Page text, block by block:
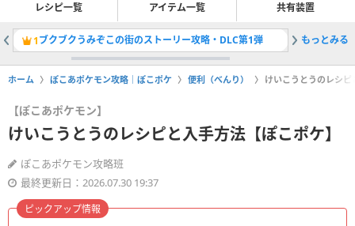
レシピ一覧 アイテム一覧 共有装置
1ブクブクうみぞこの街のストーリー攻略・DLC第1弾 2DLCの
もっとみる
ホーム ぽこあポケモン攻略｜ぽこポケ 便利（べんり） けいこうとうのレシ
【ぽこあポケモン】
けいこうとうのレシピと入手方法【ぽこポケ】
ぽこあポケモン攻略班
最終更新日：2026.07.30 19:37
ピックアップ情報